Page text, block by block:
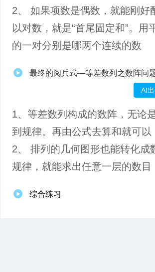
2、 如果项数是偶数，就能刚好
以对数，就是“首尾固定和”。
的一对分别是哪两个连续的数
最终的阅兵式—等差数列之数阵问
AI
1、等差数列构成的数阵，无论
到规律。再由公式去算和就可以
2、 排列的几何图形也能转化成
规律，就能求出任意一层的数
综合练习